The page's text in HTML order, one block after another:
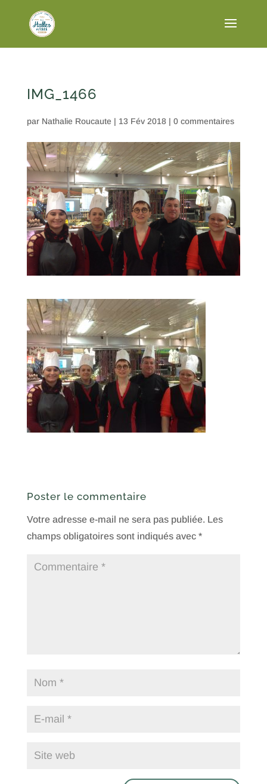
IMG_1466
par Nathalie Roucaute | 13 Fév 2018| 0 commentaires
Poster le commentaire
Votre adresse e-mail ne sera pas publiée. Les
champs obligatoires sont indiqués avec *